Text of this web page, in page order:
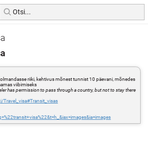
riiki, kehtivus mõnest tunnist 10 päevani, mõnedes
viibimiseks
has permission to pass through a country, but not to stay there